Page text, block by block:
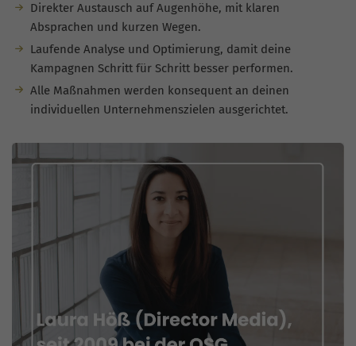
Direkter Austausch auf Augenhöhe, mit klaren
Absprachen und kurzen Wegen.
Laufende Analyse und Optimierung, damit deine
Kampagnen Schritt für Schritt besser performen.
Alle Maßnahmen werden konsequent an deinen
individuellen Unternehmenszielen ausgerichtet.